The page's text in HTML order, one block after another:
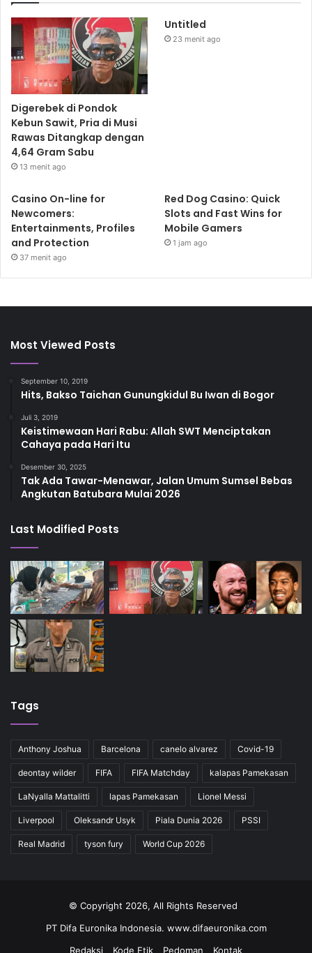
Digerebek di Pondok
Kebun Sawit, Pria di Musi
Rawas Ditangkap dengan
4,64 Gram Sabu
13 menit ago
Untitled
23 menit ago
Casino On-line for
Newcomers:
Entertainments, Profiles
and Protection
37 menit ago
Red Dog Casino: Quick
Slots and Fast Wins for
Mobile Gamers
1 jam ago
Most Viewed Posts
September 10, 2019
Hits, Bakso Taichan Gunungkidul Bu Iwan di Bogor
Juli 3, 2019
Keistimewaan Hari Rabu: Allah SWT Menciptakan
Cahaya pada Hari Itu
Desember 30, 2025
Tak Ada Tawar-Menawar, Jalan Umum Sumsel Bebas
Angkutan Batubara Mulai 2026
Last Modified Posts
Tags
Anthony Joshua Barcelona canelo alvarez Covid-19
deontay wilder FIFA FIFA Matchday kalapas Pamekasan
LaNyalla Mattalitti lapas Pamekasan Lionel Messi
Liverpool Oleksandr Usyk Piala Dunia 2026 PSSI
Real Madrid tyson fury World Cup 2026
© Copyright 2026, All Rights Reserved
PT Difa Euronika Indonesia. www.difaeuronika.com
Redaksi
Kode Etik Pedoman Kontak